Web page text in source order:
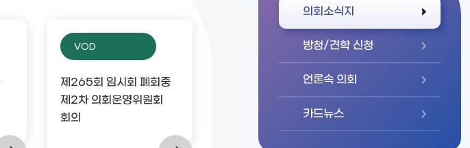
VOD
제265회 임시회 폐회중
제2차 의회운영위원회
회의
의회소식지
방청/견학 신청
언론속 의회
카드뉴스